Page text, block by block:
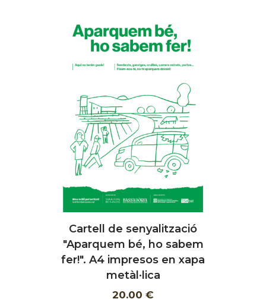
AFEGIR
Cartell de senyalització
"Aparquem bé, ho sabem
fer!". A4 impresos en xapa
metàl·lica
20.00 €